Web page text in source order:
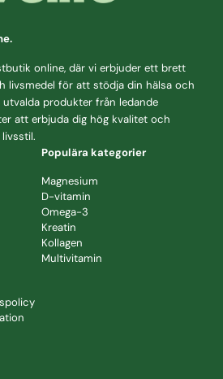
online, där vi erbjuder ett brett
livsmedel för att stödja din hälsa och
produkter från ledande
att erbjuda dig hög kvalitet och
Populära kategorier
Magnesium
D-vitamin
Omega-3
Kreatin
Kollagen
Multivitamin